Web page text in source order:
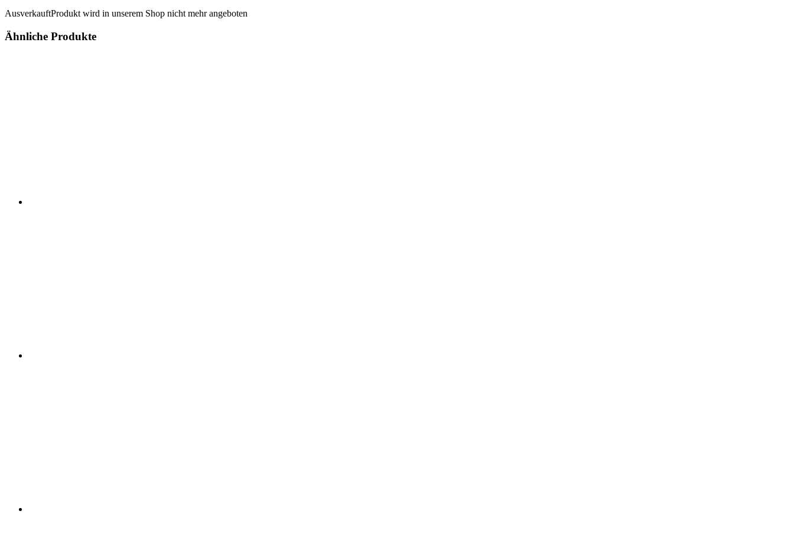
AusverkauftProdukt wird in unserem Shop nicht mehr angeboten
Ähnliche Produkte